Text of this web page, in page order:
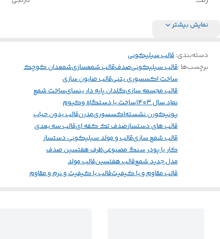
نمایش بیشتر
دسته‌بندی:قالب سیلیکونی
برچسب‌ها :قالب سیلیکونیصدفقالب شمعسازیشمعدان کوچک
ساخت اکسسوری بتنیقالب صابون سازی
قالب مجسمه سازیگلدان پایه دار بنسایساخت شمع
نماد سال ۱۴۰۳
ساخت با دستگاه وکیوم
یونیکورن نشستهاکسسوریمدرنقالب بدون حباب
قالب های دستسازصدف تک کفه ایقالب سه بعدی
قالب شمع سازیقالب و مولد سیلیکونی دستساز
کار با پودر سنگ مصنوعیظرف هفتسین صدف
مدل جدید شمعقالب هفتسینقالب مولد
قالب مقاوم و با کیفیتقالب با کیفیت و نرم و مقاوم